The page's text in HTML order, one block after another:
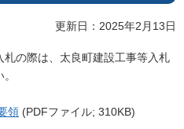
更新日：2025年2月13日
の際は、太良町建設工事等入札
領 (PDFファイル; 310KB)